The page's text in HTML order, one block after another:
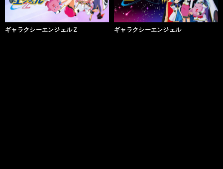
ギャラクシーエンジェルＺ ギャラクシーエンジェル